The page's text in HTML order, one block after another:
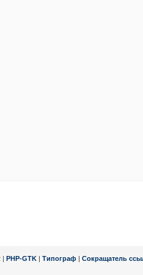
| PHP-GTK| Типограф| Сокращатель